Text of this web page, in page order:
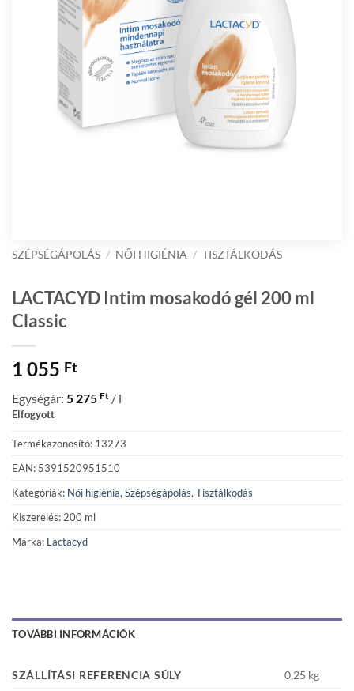
SZÉPSÉGÁPOLÁS / NŐI HIGIÉNIA / TISZTÁLKODÁS
LACTACYD Intim mosakodó gél 200 ml
Classic
1 055 Ft
Egységár: 5 275 Ft / l
Elfogyott
Termékazonosító: 13273
EAN: 5391520951510
Kategóriák: Női higiénia, Szépségápolás, Tisztálkodás
Kiszerelés: 200 ml
Márka: Lactacyd
TOVÁBBI INFORMÁCIÓK
SZÁLLÍTÁSI REFERENCIA SÚLY 0,25 kg